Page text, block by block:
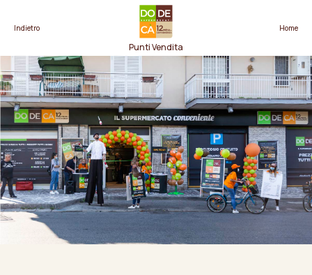
Indietro
Punti Vendita
Home